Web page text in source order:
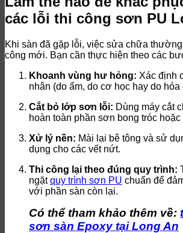
các lỗi thi công sơn PU
Khi sàn đã gặp lỗi, việc sửa chữa
công mới. Bạn cần thực hiện theo các
Khoanh vùng hư hỏng: Xác định
nhân (do ẩm, do cơ học hay do hóa
Cắt bỏ lớp sơn lỗi: Dùng máy cắt
hoàn toàn phần sơn bong tróc hoặc
Xử lý nền: Mài lại bê tông và sử
dụng cho các vết nứt.
Thi công lại theo đúng quy trình:
ngặtquy trình sơn PU chuẩn để
với phần sàn còn lại.
Có thể tham khảo thêm về:
sơn sàn Epoxy tại Long An